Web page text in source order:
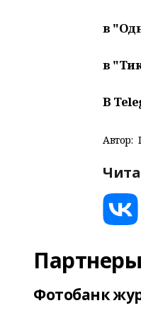
в
в
В
Автор:
Партнеры
Фотобанк